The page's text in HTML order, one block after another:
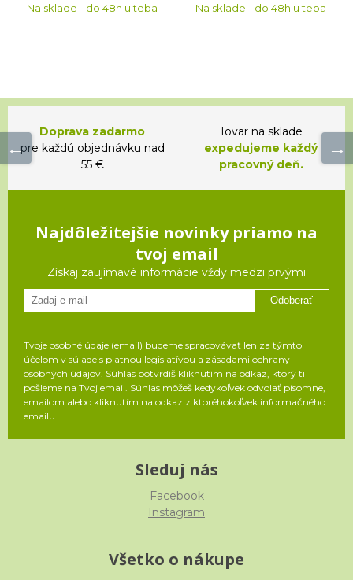
Na sklade - do 48h u teba Na sklade - do 48h u teba
Doprava zadarmo
pre každú objednávku nad
55 €
Tovar na sklade
expedujeme každý
pracovný deň.
Najdôležitejšie novinky priamo na
tvoj email
Získaj zaujímavé informácie vždy medzi prvými
Odoberať
Tvoje osobné údaje (email) budeme spracovávať len za týmto
účelom v súlade s platnou legislatívou a zásadami ochrany
osobných údajov. Súhlas potvrdíš kliknutím na odkaz, ktorý ti
pošleme na Tvoj email. Súhlas môžeš kedykoľvek odvolať písomne,
emailom alebo kliknutím na odkaz z ktoréhokoľvek informačného
emailu.
Sleduj nás
Facebook
Instagram
Všetko o nákupe